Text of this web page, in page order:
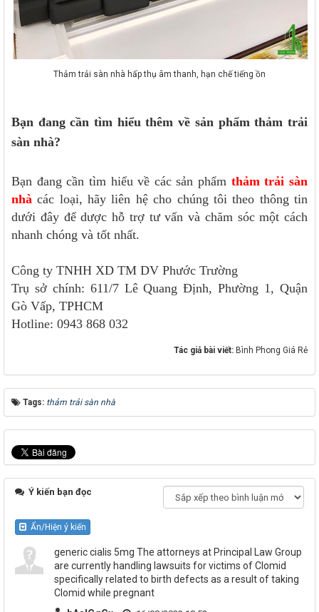
Thảm trải sàn nhà hấp thụ âm thanh, hạn chế tiếng ồn
Bạn đang cần tìm hiểu thêm về sản phẩm thảm trải
sàn nhà?
Bạn đang cần tìm hiểu về các sản phẩm thảm trải sàn
nhà các loại, hãy liên hệ cho chúng tôi theo thông tin
dưới đây để dược hỗ trợ tư vấn và chăm sóc một cách
nhanh chóng và tốt nhất.
Công ty TNHH XD TM DV Phước Trường
Trụ sở chính: 611/7 Lê Quang Định, Phường 1, Quận
Gò Vấp, TPHCM
Hotline: 0943 868 032
Tác giả bài viết: Bình Phong Giá Rẻ
Tags: thảm trải sàn nhà
Ý kiến bạn đọc
Ẩn/Hiện ý kiến
generic cialis 5mg The attorneys at Principal Law Group
are currently handling lawsuits for victims of Clomid
specifically related to birth defects as a result of taking
Clomid while pregnant